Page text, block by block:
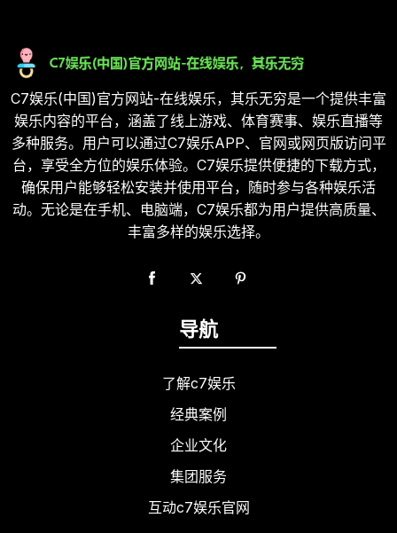
C7娱乐(中国)官方网站-在线娱乐，其乐无穷是一个提供丰富
娱乐内容的平台，涵盖了线上游戏、体育赛事、娱乐直播等
多种服务。用户可以通过C7娱乐APP、官网或网页版访问平
台，享受全方位的娱乐体验。C7娱乐提供便捷的下载方式，
确保用户能够轻松安装并使用平台，随时参与各种娱乐活
动。无论是在手机、电脑端，C7娱乐都为用户提供高质量、
丰富多样的娱乐选择。
导航
了解c7娱乐
经典案例
企业文化
集团服务
互动c7娱乐官网